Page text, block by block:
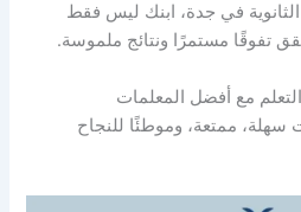
في جدة، ابنك ليس فقط
تفوقًا مستمرًا ونتائج ملموسة.
مع أفضل المعلمات
سهلة، ممتعة، وموطئًا للنجاح